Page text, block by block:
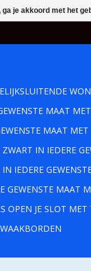
MAAT
MAAT
IN IEDERE
IEDERE
GEWENSTE MAAT
OPEN JE SLOT
WAAKBORDEN
je akkoord met het